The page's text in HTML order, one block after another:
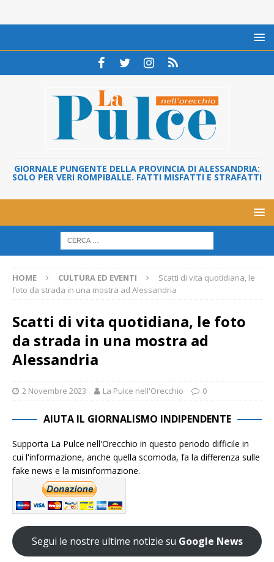
GIORNALE PUNGENTE DELLA PROVINCIA DI ALESSANDRIA:
SOLO PER VERI ROMPIBALLE. FATTI MISFATTI E STRAFATTI
HOME CULTURA ED EVENTI
Scatti di vita quotidiana, le
foto da strada in una mostra ad Alessandria
Scatti di vita quotidiana, le foto
da strada in una mostra ad
Alessandria
2 Novembre 2023 La Pulce nell'Orecchio 0
AIUTA IL GIORNALISMO INDIPENDENTE
Supporta La Pulce nell'Orecchio in questo periodo difficile in
cui l'informazione, anche quella scomoda, fa la differenza sulle
fake news e la misinformazione.
Segui le nostre ultime notizie su Google News